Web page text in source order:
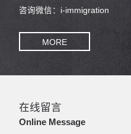
咨询微信：i-immigration
MORE
在线留言
Online Message